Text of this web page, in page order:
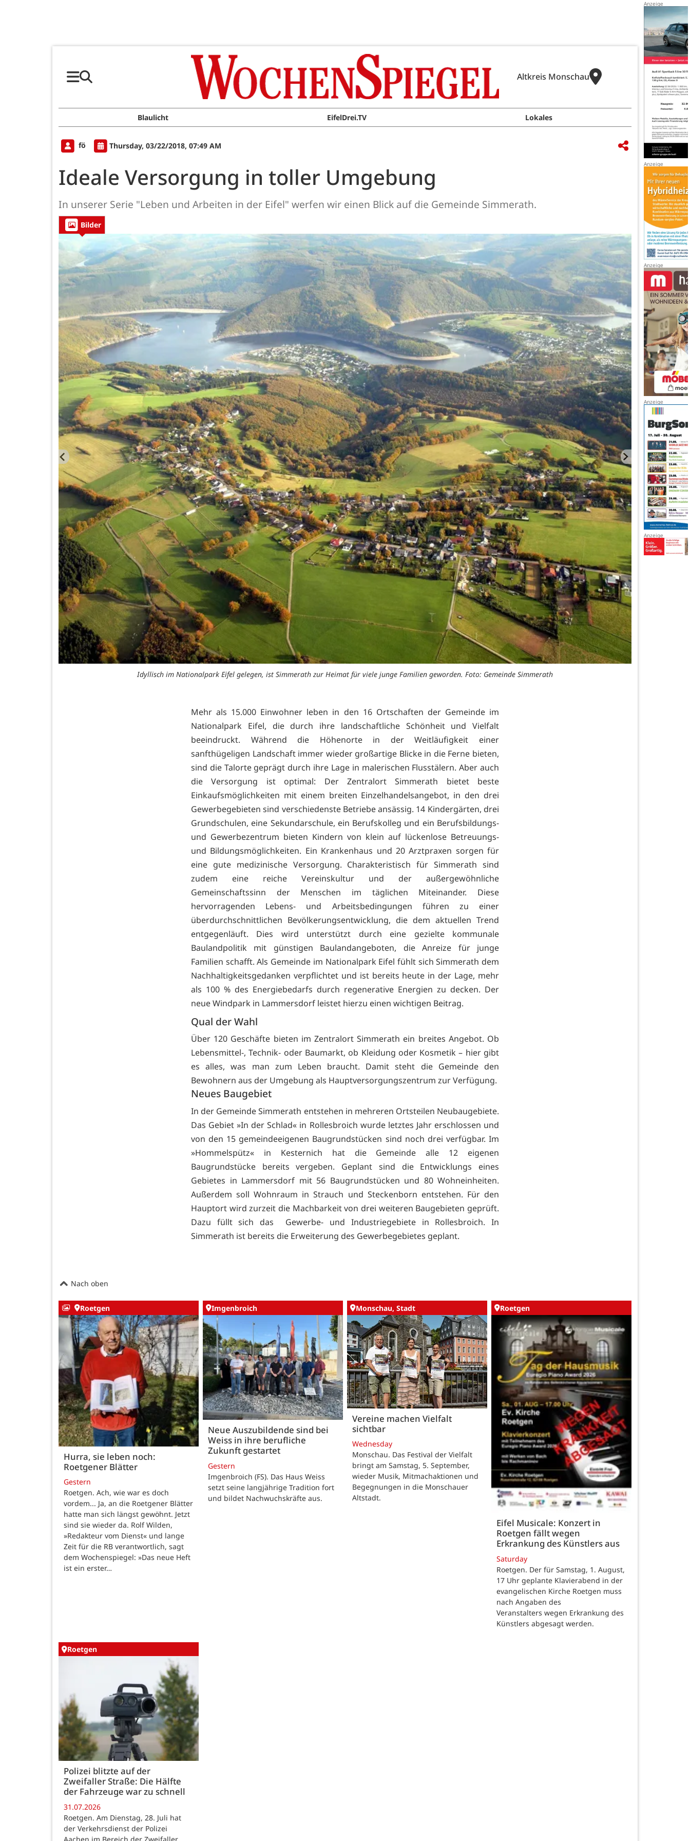
Altkreis Monschau
Blaulicht EifelDrei.TV Lokales
fö Thursday, 03/22/2018, 07:49 AM
Ideale Versorgung in toller Umgebung
In unserer Serie "Leben und Arbeiten in der Eifel" werfen wir einen Blick auf die Gemeinde Simmerath.
Bilder
Idyllisch im Nationalpark Eifel gelegen, ist Simmerath zur Heimat für viele junge Familien geworden. Foto: Gemeinde Simmerath
Mehr als 15.000 Einwohner leben in den 16 Ortschaften der Gemeinde im
Nationalpark Eifel, die durch ihre landschaftliche Schönheit und Vielfalt
beeindruckt. Während die Höhenorte in der Weitläufigkeit einer
sanfthügeligen Landschaft immer wieder großartige Blicke in die Ferne bieten,
sind die Talorte geprägt durch ihre Lage in malerischen Flusstälern. Aber auch
die Versorgung ist optimal: Der Zentralort Simmerath bietet beste
Einkaufsmöglichkeiten mit einem breiten Einzelhandelsangebot, in den drei
Gewerbegebieten sind verschiedenste Betriebe ansässig. 14 Kindergärten, drei
Grundschulen, eine Sekundarschule, ein Berufskolleg und ein Berufsbildungs-
und Gewerbezentrum bieten Kindern von klein auf lückenlose Betreuungs-
und Bildungsmöglichkeiten. Ein Krankenhaus und 20 Arztpraxen sorgen für
eine gute medizinische Versorgung. Charakteristisch für Simmerath sind
zudem eine reiche Vereinskultur und der außergewöhnliche
Gemeinschaftssinn der Menschen im täglichen Miteinander. Diese
hervorragenden Lebens- und Arbeitsbedingungen führen zu einer
überdurchschnittlichen Bevölkerungsentwicklung, die dem aktuellen Trend
entgegenläuft. Dies wird unterstützt durch eine gezielte kommunale
Baulandpolitik mit günstigen Baulandangeboten, die Anreize für junge
Familien schafft. Als Gemeinde im Nationalpark Eifel fühlt sich Simmerath dem
Nachhaltigkeitsgedanken verpflichtet und ist bereits heute in der Lage, mehr
als 100 % des Energiebedarfs durch regenerative Energien zu decken. Der
neue Windpark in Lammersdorf leistet hierzu einen wichtigen Beitrag.
Qual der Wahl
Über 120 Geschäfte bieten im Zentralort Simmerath ein breites Angebot. Ob
Lebensmittel-, Technik- oder Baumarkt, ob Kleidung oder Kosmetik – hier gibt
es alles, was man zum Leben braucht. Damit steht die Gemeinde den
Bewohnern aus der Umgebung als Hauptversorgungszentrum zur Verfügung.
Neues Baugebiet
In der Gemeinde Simmerath entstehen in mehreren Ortsteilen Neubaugebiete.
Das Gebiet »In der Schlad« in Rollesbroich wurde letztes Jahr erschlossen und
von den 15 gemeindeeigenen Baugrundstücken sind noch drei verfügbar. Im
»Hommelspütz« in Kesternich hat die Gemeinde alle 12 eigenen
Baugrundstücke bereits vergeben. Geplant sind die Entwicklungs eines
Gebietes in Lammersdorf mit 56 Baugrundstücken und 80 Wohneinheiten.
Außerdem soll Wohnraum in Strauch und Steckenborn entstehen. Für den
Hauptort wird zurzeit die Machbarkeit von drei weiteren Baugebieten geprüft.
Dazu füllt sich das Gewerbe- und Industriegebiete in Rollesbroich. In
Simmerath ist bereits die Erweiterung des Gewerbegebietes geplant.
Nach oben
Roetgen
Hurra, sie leben noch:
Roetgener Blätter
Gestern
Roetgen. Ach, wie war es doch
vordem... Ja, an die Roetgener Blätter
hatte man sich längst gewöhnt. Jetzt
sind sie wieder da. Rolf Wilden,
»Redakteur vom Dienst« und lange
Zeit für die RB verantwortlich, sagt
dem Wochenspiegel: »Das neue Heft
ist ein erster…
Imgenbroich
Neue Auszubildende sind bei
Weiss in ihre berufliche
Zukunft gestartet
Gestern
Imgenbroich (FS). Das Haus Weiss
setzt seine langjährige Tradition fort
und bildet Nachwuchskräfte aus.
Monschau, Stadt
Vereine machen Vielfalt
sichtbar
Wednesday
Monschau. Das Festival der Vielfalt
bringt am Samstag, 5. September,
wieder Musik, Mitmachaktionen und
Begegnungen in die Monschauer
Altstadt.
Roetgen
Eifel Musicale: Konzert in
Roetgen fällt wegen
Erkrankung des Künstlers aus
Saturday
Roetgen. Der für Samstag, 1. August,
17 Uhr geplante Klavierabend in der
evangelischen Kirche Roetgen muss
nach Angaben des
Veranstalters wegen Erkrankung des
Künstlers abgesagt werden.
Roetgen
Polizei blitzte auf der
Zweifaller Straße: Die Hälfte
der Fahrzeuge war zu schnell
31.07.2026
Roetgen. Am Dienstag, 28. Juli hat
der Verkehrsdienst der Polizei